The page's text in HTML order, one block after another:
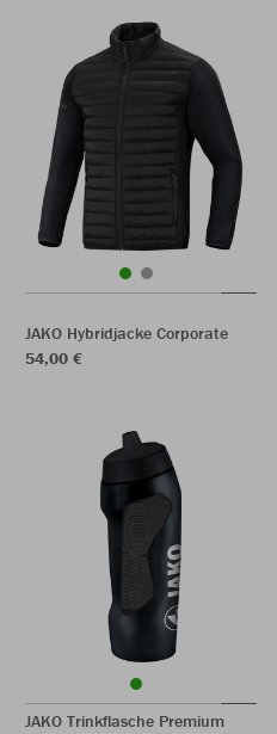
JAKO Hybridjacke Corporate
54,00 €
JAKO Trinkflasche Premium